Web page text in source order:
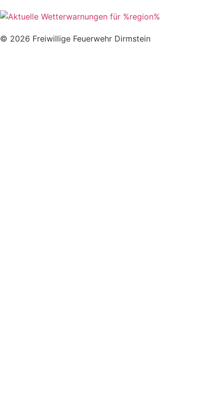
© 2026 Freiwillige Feuerwehr Dirmstein